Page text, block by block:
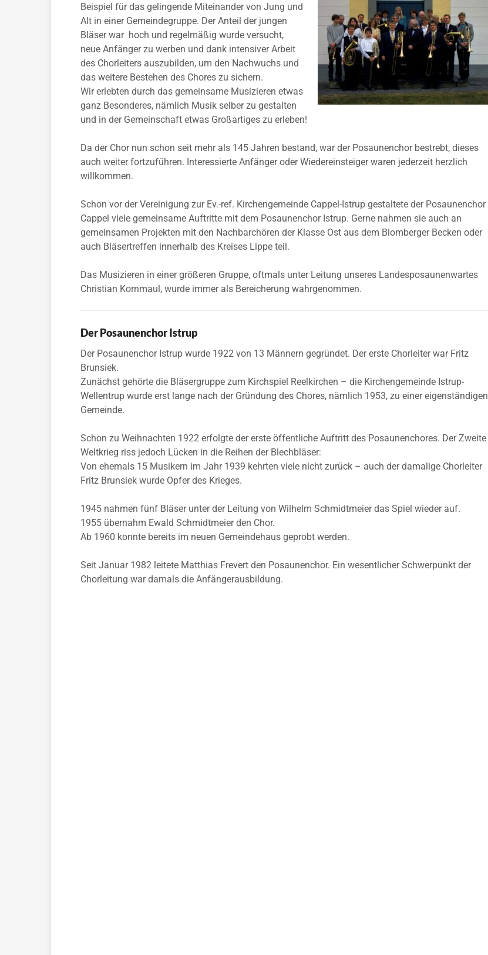
Beispiel für das gelingende Miteinander von Jung und
Alt in einer Gemeindegruppe. Der Anteil der jungen
Bläser war hoch und regelmäßig wurde versucht,
neue Anfänger zu werben und dank intensiver Arbeit
des Chorleiters auszubilden, um den Nachwuchs und
das weitere Bestehen des Chores zu sichern.
Wir erlebten durch das gemeinsame Musizieren etwas
ganz Besonderes, nämlich Musik selber zu gestalten
und in der Gemeinschaft etwas Großartiges zu erleben!
Da der Chor nun schon seit mehr als 145 Jahren bestand, war der Posaunenchor bestrebt, dieses
auch weiter fortzuführen. Interessierte Anfänger oder Wiedereinsteiger waren jederzeit herzlich
willkommen.
Schon vor der Vereinigung zur Ev.-ref. Kirchengemeinde Cappel-Istrup gestaltete der Posaunenchor
Cappel viele gemeinsame Auftritte mit dem Posaunenchor Istrup. Gerne nahmen sie auch an
gemeinsamen Projekten mit den Nachbarchören der Klasse Ost aus dem Blomberger Becken oder
auch Bläsertreffen innerhalb des Kreises Lippe teil.
Das Musizieren in einer größeren Gruppe, oftmals unter Leitung unseres Landesposaunenwartes
Christian Kornmaul, wurde immer als Bereicherung wahrgenommen.
Der Posaunenchor Istrup
Der Posaunenchor Istrup wurde 1922 von 13 Männern gegründet. Der erste Chorleiter war Fritz
Brunsiek.
Zunächst gehörte die Bläsergruppe zum Kirchspiel Reelkirchen – die Kirchengemeinde Istrup-
Wellentrup wurde erst lange nach der Gründung des Chores, nämlich 1953, zu einer eigenständigen
Gemeinde.
Schon zu Weihnachten 1922 erfolgte der erste öffentliche Auftritt des Posaunenchores. Der Zweite
Weltkrieg riss jedoch Lücken in die Reihen der Blechbläser:
Von ehemals 15 Musikern im Jahr 1939 kehrten viele nicht zurück – auch der damalige Chorleiter
Fritz Brunsiek wurde Opfer des Krieges.
1945 nahmen fünf Bläser unter der Leitung von Wilhelm Schmidtmeier das Spiel wieder auf.
1955 übernahm Ewald Schmidtmeier den Chor.
Ab 1960 konnte bereits im neuen Gemeindehaus geprobt werden.
Seit Januar 1982 leitete Matthias Frevert den Posaunenchor. Ein wesentlicher Schwerpunkt der
Chorleitung war damals die Anfängerausbildung.